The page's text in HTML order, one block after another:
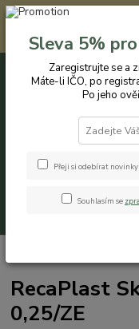
Registrovaným
IČO, po registraci nám jej
získáte slevu
+420 774 544 973
RecaPlast
0,25/ZE
Sleva 5%
Zaregistrujte se a
Máte-li IČO, po
Po jeho
Přeji si odebírat
Souhlasím se